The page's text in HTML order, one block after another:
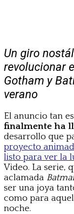
Un giro
revolucionar
Gotham y
verano
El anuncio tan
finalmente ha
desarrollo que
proyecto
listo para ver la
Video. La serie,
aclamada
ser una joya
como para
noche.